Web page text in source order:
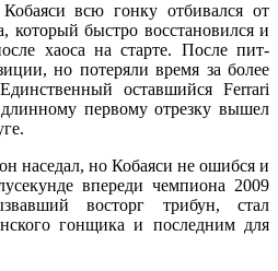
всю гонку отбивался от
который быстро восстановился и
хаоса на старте. После пит-
но потеряли время за более
оставшийся Ferrari
первому отрезку вышел
наседал, но Кобаяси не ошибся и
впереди чемпиона 2009
восторг трибун, стал
гонщика и последним для